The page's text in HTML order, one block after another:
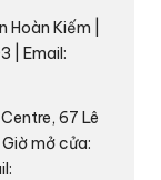
Kiếm |
| Email:
67 Lê
mở cửa: